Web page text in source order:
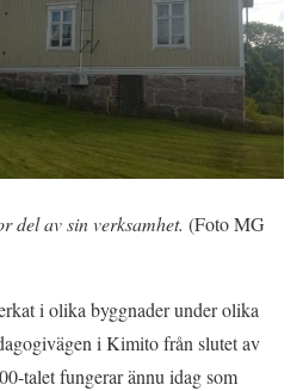
del av sin verksamhet. (Foto MG
i olika byggnader under olika
i Kimito från slutet av
talet fungerar ännu idag som